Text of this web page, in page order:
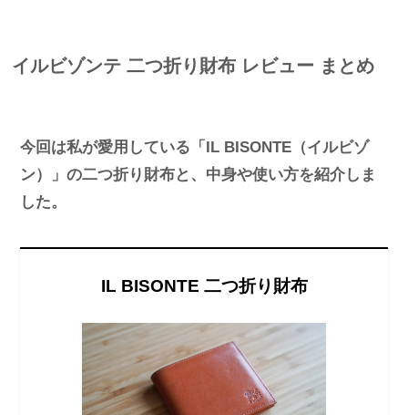
イルビゾンテ 二つ折り財布 レビュー まとめ
今回は私が愛用している「IL BISONTE（イルビゾ
ン）」の二つ折り財布と、中身や使い方を紹介しま
した。
IL BISONTE 二つ折り財布